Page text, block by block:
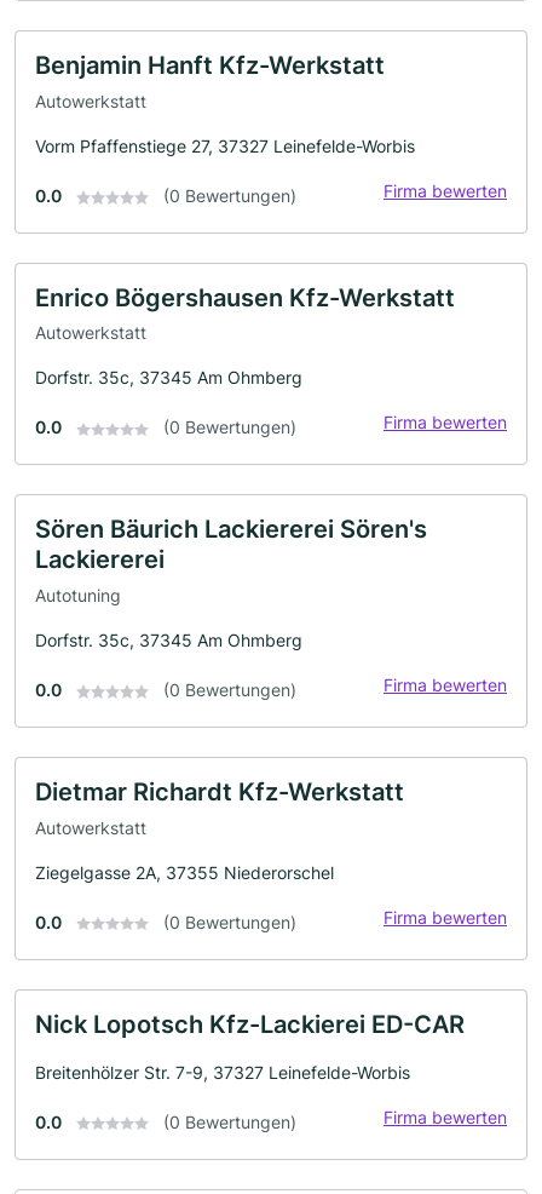
Benjamin Hanft Kfz-Werkstatt
Autowerkstatt
Vorm Pfaffenstiege 27, 37327 Leinefelde-Worbis
0.0 (0 Bewertungen) Firma bewerten
Enrico Bögershausen Kfz-Werkstatt
Autowerkstatt
Dorfstr. 35c, 37345 Am Ohmberg
0.0 (0 Bewertungen) Firma bewerten
Sören Bäurich Lackiererei Sören's
Lackiererei
Autotuning
Dorfstr. 35c, 37345 Am Ohmberg
0.0 (0 Bewertungen) Firma bewerten
Dietmar Richardt Kfz-Werkstatt
Autowerkstatt
Ziegelgasse 2A, 37355 Niederorschel
0.0 (0 Bewertungen) Firma bewerten
Nick Lopotsch Kfz-Lackierei ED-CAR
Breitenhölzer Str. 7-9, 37327 Leinefelde-Worbis
0.0 (0 Bewertungen) Firma bewerten